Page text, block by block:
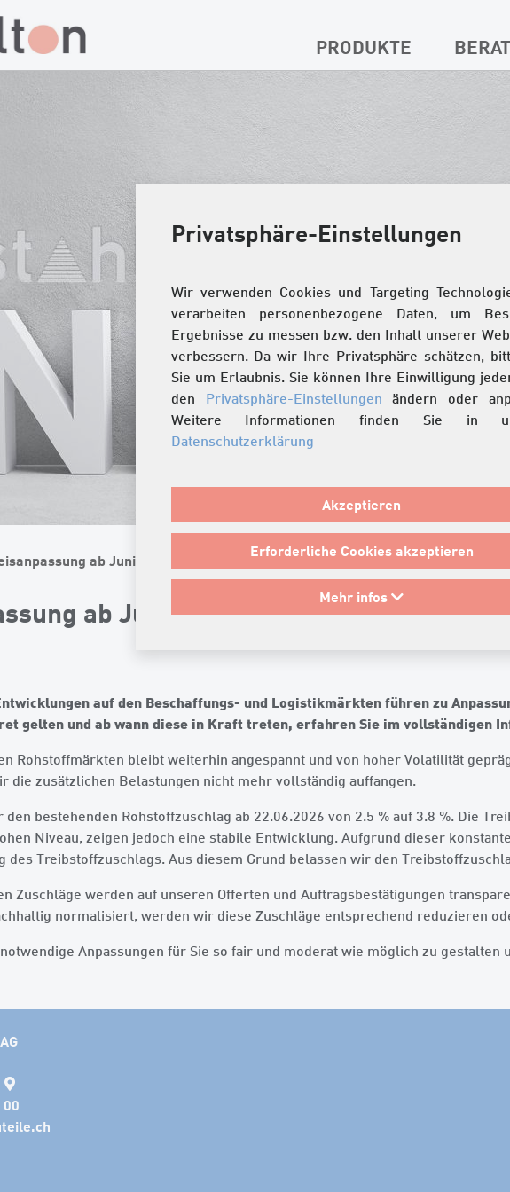
Privatsphäre-Einstellungen
Wir verwenden Cookies und Targeting
verarbeiten personenbezogene Daten, um
Ergebnisse zu messen bzw. den Inhalt unserer
verbessern. Da wir Ihre Privatsphäre schätzen,
Sie um Erlaubnis. Sie können Ihre Einwilligung
den Privatsphäre-Einstellungen ändern oder
Weitere Informationen finden Sie in
Datenschutzerklärung
Akzeptieren
Erforderliche Cookies akzeptieren
Mehr infos
PRODUKTE
ab Juni 2026
ab Juni 2026
auf den Beschaffungs- und Logistikmärkten führen zu
gelten und ab wann diese in Kraft treten, erfahren Sie im vollständigen
Rohstoffmärkten bleibt weiterhin angespannt und von hoher Volatilität
die zusätzlichen Belastungen nicht mehr vollständig auffangen.
bestehenden Rohstoffzuschlag ab 22.06.2026 von 2.5 % auf 3.8 %. Die
Niveau, zeigen jedoch eine stabile Entwicklung. Aufgrund dieser
des Treibstoffzuschlags. Aus diesem Grund belassen wir den
Zuschläge werden auf unseren Offerten und Auftragsbestätigungen
normalisiert, werden wir diese Zuschläge entsprechend reduzieren
Anpassungen für Sie so fair und moderat wie möglich zu